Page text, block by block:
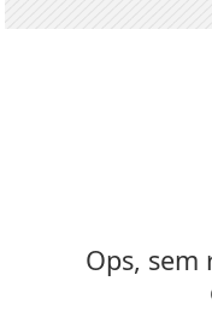
Ops, sem